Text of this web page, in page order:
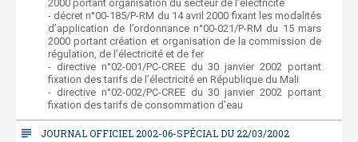
2000 portant organisation du secteur de l’électricité
- décret n°00-185/P-RM du 14 avril 2000 fixant les modalités
d’application de l’ordonnance n°00-021/P-RM du 15 mars
2000 portant création et organisation de la commission de
régulation, de l’électricité et de fer
- directive n°02-001/PC-CREE du 30 janvier 2002 portant
fixation des tarifs de l’électricité en République du Mali
- directive n°02-002/PC-CREE du 30 janvier 2002 portant
fixation des tarifs de consommation d’eau
subject JOURNAL OFFICIEL 2002-06-SPÉCIAL DU 22/03/2002